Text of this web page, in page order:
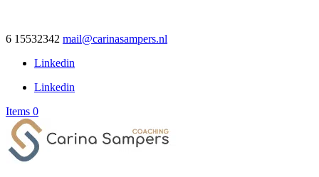
6 15532342 mail@carinasampers.nl
Linkedin
Linkedin
Items 0